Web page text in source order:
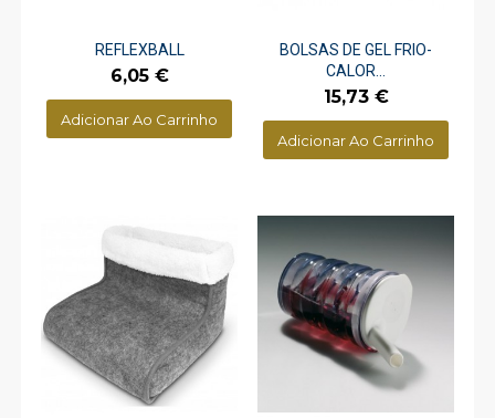
REFLEXBALL
Preço
6,05 €
Adicionar Ao Carrinho
BOLSAS DE GEL FRIO-
CALOR...
Preço
15,73 €
Adicionar Ao Carrinho